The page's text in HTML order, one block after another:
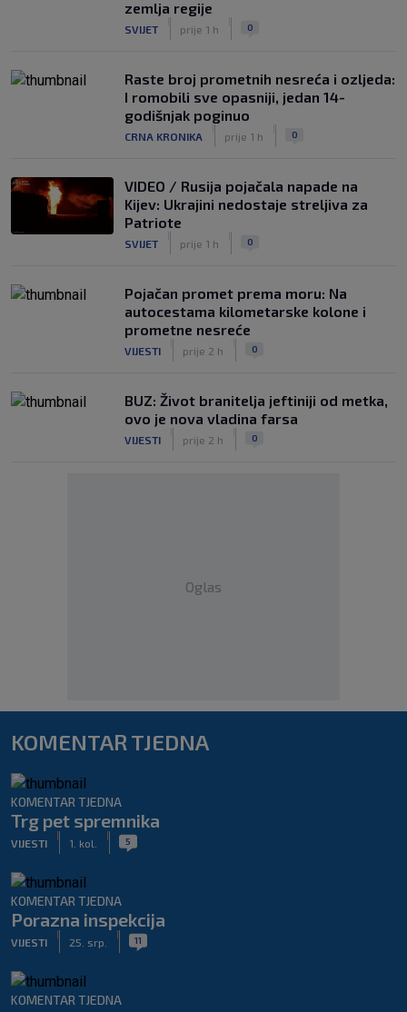
zemlja regije
SVIJET prije 1 h 0
Raste broj prometnih nesreća i ozljeda:
I romobili sve opasniji, jedan 14-
godišnjak poginuo
CRNA KRONIKA prije 1 h 0
VIDEO / Rusija pojačala napade na
Kijev: Ukrajini nedostaje streljiva za
Patriote
SVIJET prije 1 h 0
Pojačan promet prema moru: Na
autocestama kilometarske kolone i
prometne nesreće
VIJESTI prije 2 h 0
BUZ: Život branitelja jeftiniji od metka,
ovo je nova vladina farsa
VIJESTI prije 2 h 0
Oglas
KOMENTAR TJEDNA
KOMENTAR TJEDNA
Trg pet spremnika
VIJESTI 1. kol. 5
KOMENTAR TJEDNA
Porazna inspekcija
VIJESTI 25. srp. 11
KOMENTAR TJEDNA